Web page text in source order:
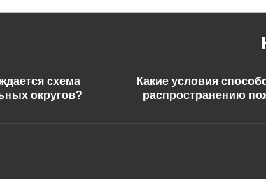
схема
округов?
Какие условия
распространению